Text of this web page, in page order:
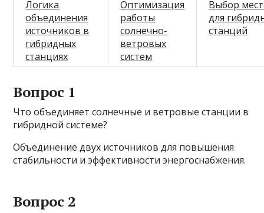
Логика
объединения
источников в
гибридных
станциях
Оптимизация
работы
солнечно-
ветровых
систем
Выбор
для
станций
Вопрос 1
Что объединяет солнечные и ветровые станции в
гибридной системе?
Объединение двух источников для повышения
стабильности и эффективности энергоснабжения.
Вопрос 2